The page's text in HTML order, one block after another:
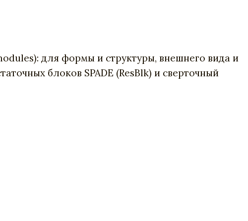
для формы и структуры, внешнего вида и
блоков SPADE (ResBlk) и сверточный